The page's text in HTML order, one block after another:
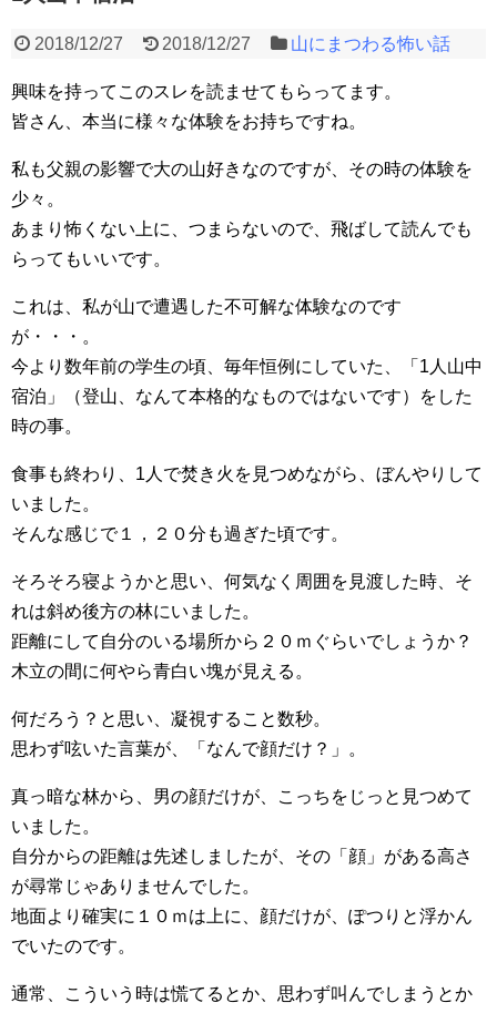
2018/12/27 2018/12/27 山にまつわる怖い話
興味を持ってこのスレを読ませてもらってます。
皆さん、本当に様々な体験をお持ちですね。
私も父親の影響で大の山好きなのですが、その時の体験を
少々。
あまり怖くない上に、つまらないので、飛ばして読んでも
らってもいいです。
これは、私が山で遭遇した不可解な体験なのです
が・・・。
今より数年前の学生の頃、毎年恒例にしていた、「1人山中
宿泊」（登山、なんて本格的なものではないです）をした
時の事。
食事も終わり、1人で焚き火を見つめながら、ぼんやりして
いました。
そんな感じで１，２０分も過ぎた頃です。
そろそろ寝ようかと思い、何気なく周囲を見渡した時、そ
れは斜め後方の林にいました。
距離にして自分のいる場所から２０ｍぐらいでしょうか？
木立の間に何やら青白い塊が見える。
何だろう？と思い、凝視すること数秒。
思わず呟いた言葉が、「なんで顔だけ？」。
真っ暗な林から、男の顔だけが、こっちをじっと見つめて
いました。
自分からの距離は先述しましたが、その「顔」がある高さ
が尋常じゃありませんでした。
地面より確実に１０ｍは上に、顔だけが、ぽつりと浮かん
でいたのです。
通常、こういう時は慌てるとか、思わず叫んでしまうとか